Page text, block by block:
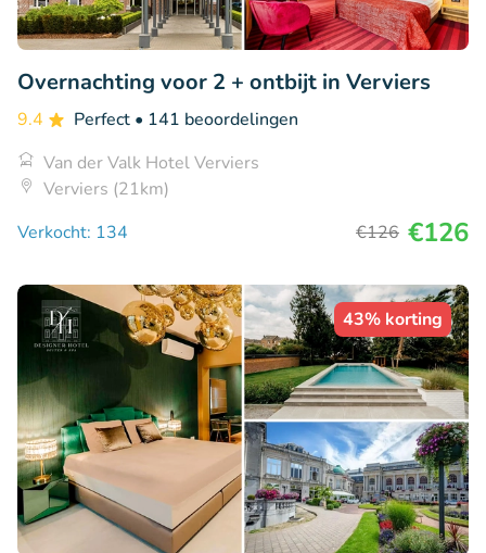
Overnachting voor 2 + ontbijt in Verviers
9.4 Perfect • 141 beoordelingen
Van der Valk Hotel Verviers
Verviers (21km)
Verkocht: 134
€126 €126
43% korting